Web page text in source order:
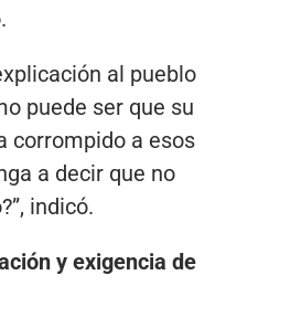
al pueblo
puede ser que su
corrompido a esos
a decir que no
indicó.
y exigencia de